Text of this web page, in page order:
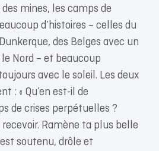
mines, les camps de
d’histoires – celles du
des Belges avec un
Nord – et beaucoup
avec le soleil. Les deux
: « Qu’en est-il de
de crises perpétuelles ?
recevoir. Ramène ta plus belle
soutenu, drôle et